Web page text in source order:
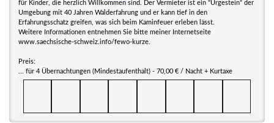
für Kinder, die herzlich Willkommen sind. Der Vermieter ist ein "Urgestein" der
Umgebung mit 40 Jahren Walderfahrung und er kann tief in den
Erfahrungsschatz greifen, was sich beim Kaminfeuer erleben lässt.
Weitere Informationen entnehmen Sie bitte meiner Internetseite
www.saechsische-schweiz.info/fewo-kurze.
Preis:
... für 4 Übernachtungen (Mindestaufenthalt) - 70,00 € / Nacht + Kurtaxe